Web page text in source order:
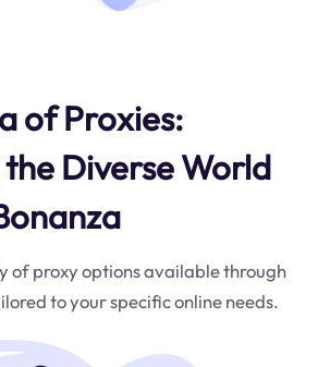
of Proxies:
Diverse World
of proxy options available through
to your specific online needs.